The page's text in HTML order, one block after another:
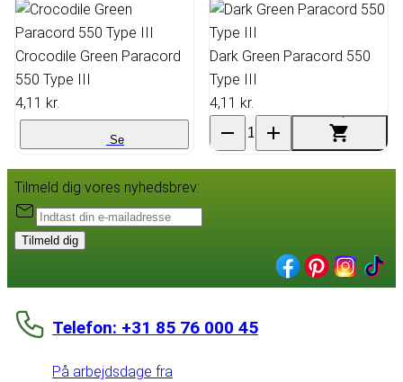
Crocodile Green Paracord
550 Type III
4,11 kr.
Se
Dark Green Paracord 550
Type III
4,11 kr.
Tilmeld dig vores nyhedsbrev:
Tilmeld dig
Telefon: +31 85 76 000 45
På arbejdsdage fra